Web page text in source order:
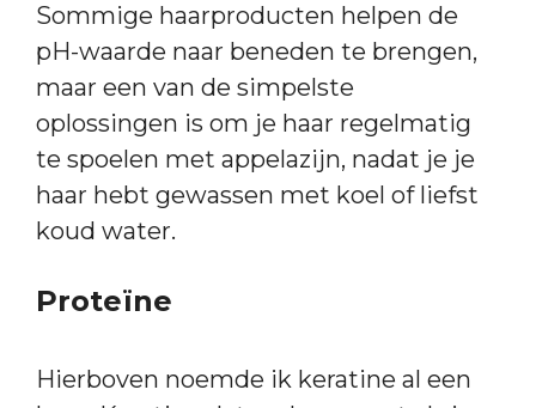
Sommige haarproducten helpen de
pH-waarde naar beneden te brengen,
maar een van de simpelste
oplossingen is om je haar regelmatig
te spoelen met appelazijn, nadat je je
haar hebt gewassen met koel of liefst
koud water.
Proteïne
Hierboven noemde ik keratine al een